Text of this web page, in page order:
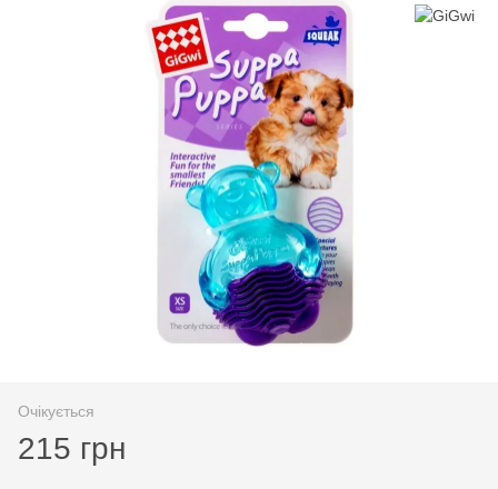
Очікується
215 грн